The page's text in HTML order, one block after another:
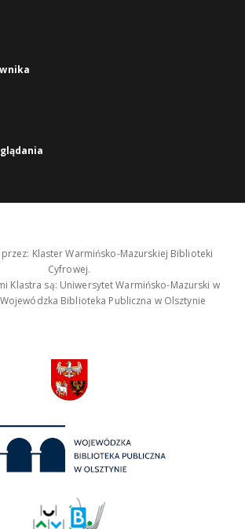
Klaster Warmińsko-Mazurskiej Biblioteki
Cyfrowej.
Klastra są: Uniwersytet Warmińsko-Mazurski w
Biblioteka Publiczna w Olsztynie